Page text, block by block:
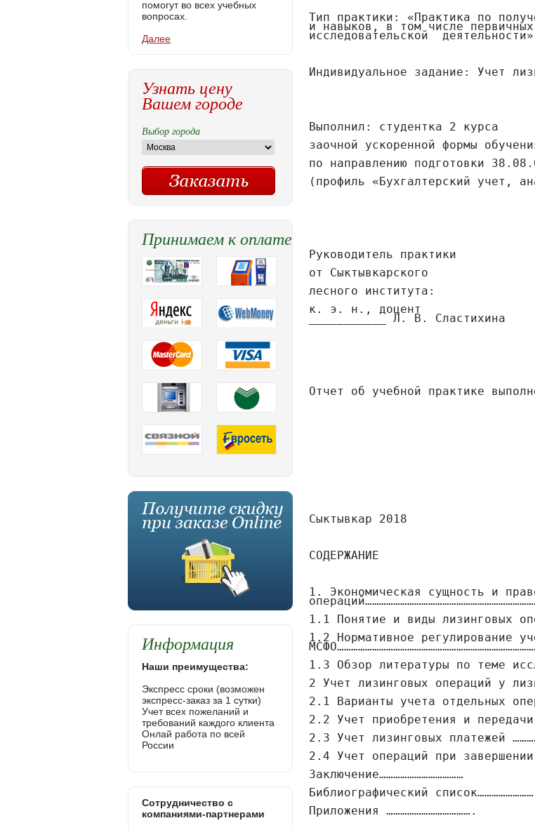
помогут во всех учебных
вопросах.
Далее
Узнать цену
Вашем городе
Выбор города
Принимаем к оплате
Информация
Наши преимущества:
Экспресс сроки (возможен
экспресс-заказ за 1 сутки)
Учет всех пожеланий и
требований каждого клиента
Онлай работа по всей
России
Сотрудничество с
компаниями-партнерами